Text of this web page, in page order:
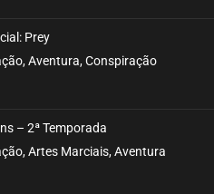
Prey
Aventura, Conspiração
– 2ª Temporada
Artes Marciais, Aventura